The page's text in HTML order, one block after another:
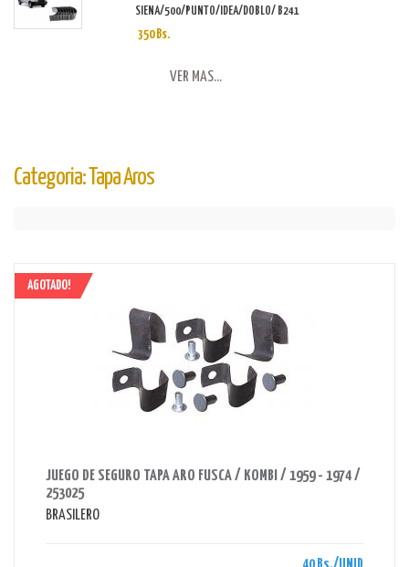
SIENA/500/PUNTO/IDEA/DOBLO/ B241
350 Bs.
VER MAS...
Categoria: Tapa Aros
AGOTADO!
JUEGO DE SEGURO TAPA ARO FUSCA / KOMBI / 1959 - 1974 /
253025
BRASILERO